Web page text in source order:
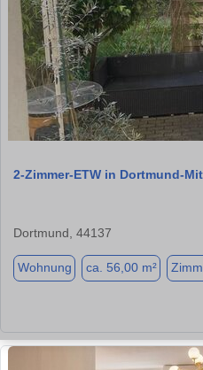
2-Zimmer-ETW in Dortmund-
Dortmund, 44137
Wohnung ca. 56,00 m²